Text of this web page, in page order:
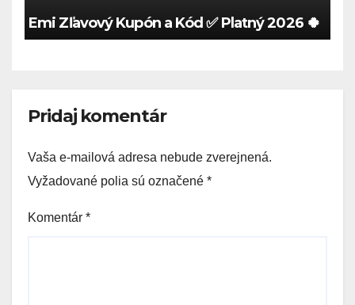
Emi Zľavový Kupón a Kód ✅ Platný 2026 🍀
Pridaj komentár
Vaša e-mailová adresa nebude zverejnená.
Vyžadované polia sú označené *
Komentár *